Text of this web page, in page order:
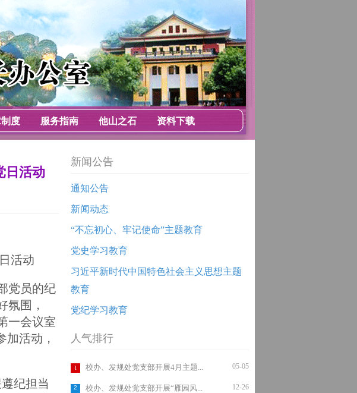
度 服务指南 他山之石 资料下载
新闻公告
通知公告
新闻动态
“不忘初心、牢记使命”主题教育
党史学习教育
习近平新时代中国特色社会主义思想主题
教育
党纪学习教育
人气排行
05-05
1 校办、发规处党支部开展4月主题...
12-26
2 校办、发规处党支部开展“雁园风...
日活动
活动
党员的纪
氛围，
一会议室
加活动，
纪担当